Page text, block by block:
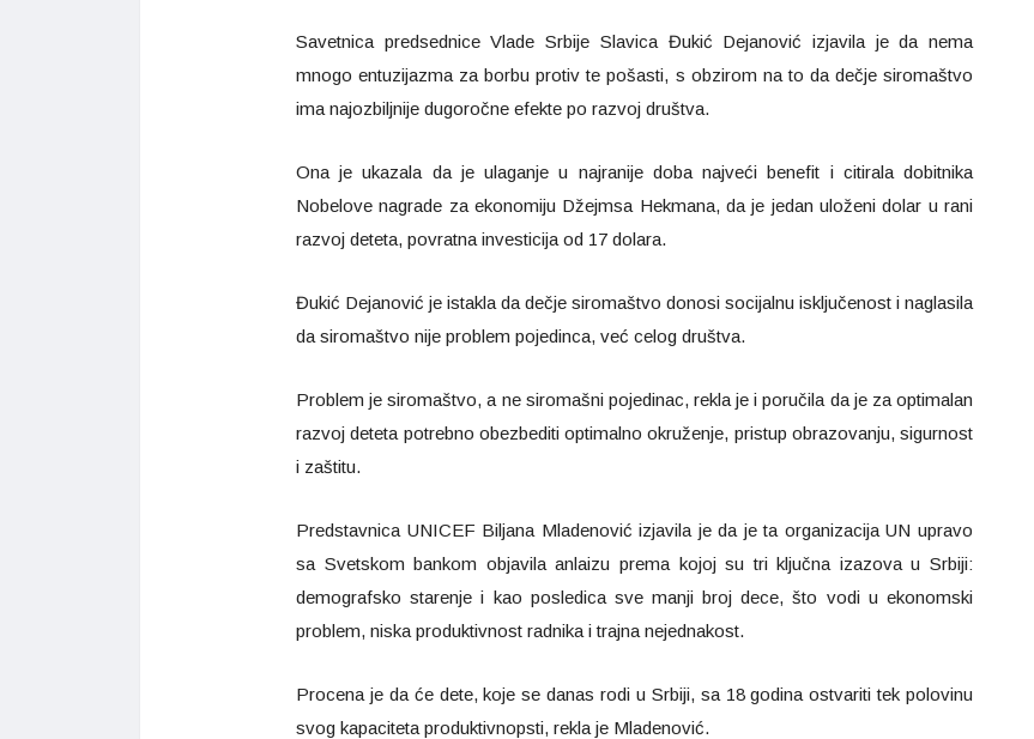
Savetnica predsednice Vlade Srbije Slavica Đukić Dejanović izjavila je da nema
mnogo entuzijazma za borbu protiv te pošasti, s obzirom na to da dečje siromaštvo
ima najozbiljnije dugoročne efekte po razvoj društva.
Ona je ukazala da je ulaganje u najranije doba najveći benefit i citirala dobitnika
Nobelove nagrade za ekonomiju Džejmsa Hekmana, da je jedan uloženi dolar u rani
razvoj deteta, povratna investicija od 17 dolara.
Đukić Dejanović je istakla da dečje siromaštvo donosi socijalnu isključenost i naglasila
da siromaštvo nije problem pojedinca, već celog društva.
Problem je siromaštvo, a ne siromašni pojedinac, rekla je i poručila da je za optimalan
razvoj deteta potrebno obezbediti optimalno okruženje, pristup obrazovanju, sigurnost
i zaštitu.
Predstavnica UNICEF Biljana Mladenović izjavila je da je ta organizacija UN upravo
sa Svetskom bankom objavila anlaizu prema kojoj su tri ključna izazova u Srbiji:
demografsko starenje i kao posledica sve manji broj dece, što vodi u ekonomski
problem, niska produktivnost radnika i trajna nejednakost.
Procena je da će dete, koje se danas rodi u Srbiji, sa 18 godina ostvariti tek polovinu
svog kapaciteta produktivnopsti, rekla je Mladenović.